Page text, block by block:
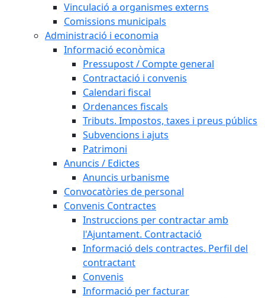
Vinculació a organismes externs
Comissions municipals
Administració i economia
Informació econòmica
Pressupost / Compte general
Contractació i convenis
Calendari fiscal
Ordenances fiscals
Tributs. Impostos, taxes i preus públics
Subvencions i ajuts
Patrimoni
Anuncis / Edictes
Anuncis urbanisme
Convocatòries de personal
Convenis Contractes
Instruccions per contractar amb
l'Ajuntament. Contractació
Informació dels contractes. Perfil del
contractant
Convenis
Informació per facturar